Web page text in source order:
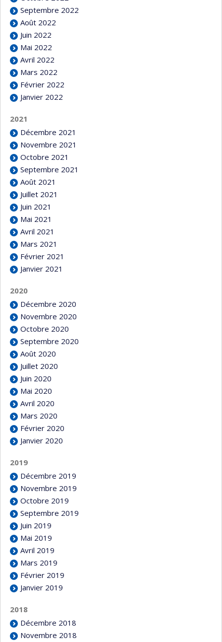
Septembre 2022
Août 2022
Juin 2022
Mai 2022
Avril 2022
Mars 2022
Février 2022
Janvier 2022
2021
Décembre 2021
Novembre 2021
Octobre 2021
Septembre 2021
Août 2021
Juillet 2021
Juin 2021
Mai 2021
Avril 2021
Mars 2021
Février 2021
Janvier 2021
2020
Décembre 2020
Novembre 2020
Octobre 2020
Septembre 2020
Août 2020
Juillet 2020
Juin 2020
Mai 2020
Avril 2020
Mars 2020
Février 2020
Janvier 2020
2019
Décembre 2019
Novembre 2019
Octobre 2019
Septembre 2019
Juin 2019
Mai 2019
Avril 2019
Mars 2019
Février 2019
Janvier 2019
2018
Décembre 2018
Novembre 2018